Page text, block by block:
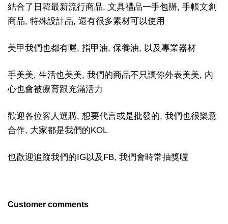
結合了日韓最新流行商品, 文具禮品一手包辦, 手帳文創
商品, 特殊設計品, 還有很多素材可以使用
美甲我們也都有喔, 指甲油, 保養油, 以及專業器材
手美美, 生活也美美, 我們的商品不只讓你外表美美, 內
心也會被療育跟充滿活力
歡迎各位客人選購, 想要代言或是批發的, 我們也很樂意
合作, 大家都是我們的KOL
也歡迎追蹤我們的IG以及FB, 我們會時常抽獎喔
Customer comments